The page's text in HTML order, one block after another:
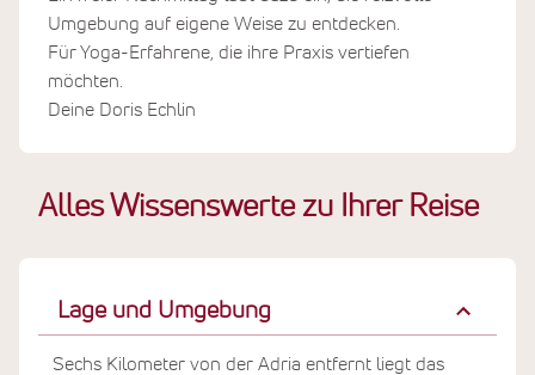
Alles Wissenswerte zu Ihrer Reise
Lage und Umgebung
Sechs Kilometer von der Adria entfernt liegt das
Umgebung auf eigene Weise zu entdecken.
Für Yoga-Erfahrene, die ihre Praxis vertiefen
möchten.
Deine Doris Echlin